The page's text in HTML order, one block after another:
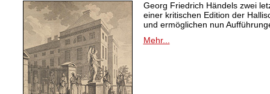
Georg Friedrich Händels zwei
einer kritischen Edition der
und ermöglichen nun
Mehr...